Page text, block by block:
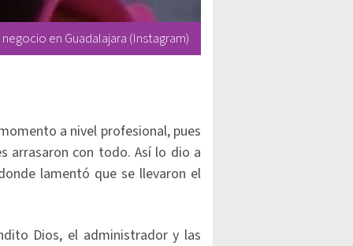
en Guadalajara (Instagram)
a nivel profesional, pues
arrasaron con todo. Así lo dio a
lamentó que se llevaron el
Dios, el administrador y las